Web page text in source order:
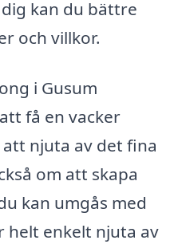
kan du bättre
och villkor.
i Gusum
få en vacker
njuta av det fina
om att skapa
kan umgås med
helt enkelt njuta av